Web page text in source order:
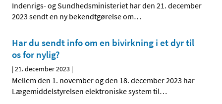
Indenrigs- og Sundhedsministeriet har den 21. december
2023 sendt en ny bekendtgørelse om…
Har du sendt info om en bivirkning i et dyr til
os for nylig?
|21. december 2023 |
Mellem den 1. november og den 18. december 2023 har
Lægemiddelstyrelsen elektroniske system til…